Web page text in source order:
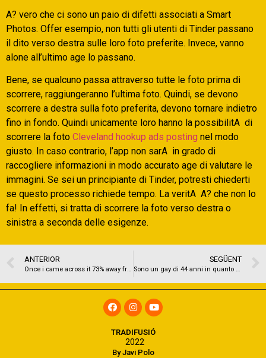
A? vero che ci sono un paio di difetti associati a Smart
Photos. Offer esempio, non tutti gli utenti di Tinder passano
il dito verso destra sulle loro foto preferite. Invece, vanno
alone all’ultimo age lo passano.
Bene, se qualcuno passa attraverso tutte le foto prima di
scorrere, raggiungeranno l’ultima foto. Quindi, se devono
scorrere a destra sulla foto preferita, devono tornare indietro
fino in fondo. Quindi unicamente loro hanno la possibilitA di
scorrere la foto Cleveland hookup ads posting nel modo
giusto. In caso contrario, l’app non sarA in grado di
raccogliere informazioni in modo accurato age di valutare le
immagini. Se sei un principiante di Tinder, potresti chiederti
se questo processo richiede tempo. La veritA A? che non lo
fa! In effetti, si tratta di scorrere la foto verso destra o
sinistra a seconda delle esigenze.
ANTERIOR
Once i came across it 73% away from discount to SexArt , We knew I strike the jackpot
SEGÜENT
Sono un gay di 44 anni in quanto non ha in nessun caso avuto una connessione stabile
By Javi Polo
TRADIFUSIÓ
2022